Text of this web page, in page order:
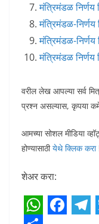
मंत्रिमंडळ
मंत्रिमंडळ-
मंत्रिमंडळ-
मंत्रिमंडळ
वरील लेख आपल्या सर्व
प्रश्न असल्यास, कृपया
आमच्या सोशल मीडिया
होण्यासाठीयेथे क्लिक करा
शेअर करा: